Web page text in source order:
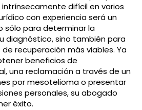
difícil en varios
con experiencia será un
sólo para determinar la
diagnóstico, sino también para
recuperación más viables. Ya
beneficios de
una reclamación a través de un
por mesotelioma o presentar
personales, su abogado
éxito.